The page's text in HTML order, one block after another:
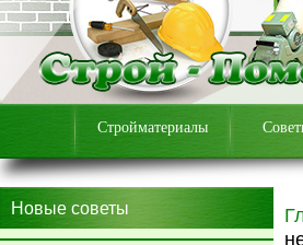
Стройматериалы
Новые советы